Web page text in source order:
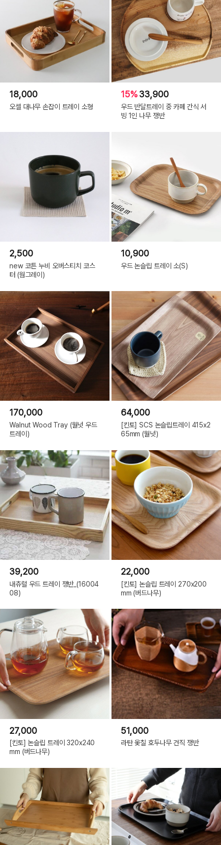
18,000
오셀 대나무 손잡이 트레이 소형
15%33,900
우드 반달트레이 중 카페 간식 서
빙 1인 나무 쟁반
2,500
new 코튼 누비 오버스티치 코스
터 (웜그레이)
10,900
우드 논슬립 트레이 소(S)
170,000
Walnut Wood Tray (월넛 우드
트레이)
64,000
[킨토] SCS 논슬립트레이 415x2
65mm (월넛)
39,200
내츄럴 우드 트레이 쟁반_(16004
08)
22,000
[킨토] 논슬립 트레이 270x200
mm (버드나무)
27,000
[킨토] 논슬립 트레이 320x240
mm (버드나무)
51,000
라탄 옻칠 호두나무 건직 쟁반